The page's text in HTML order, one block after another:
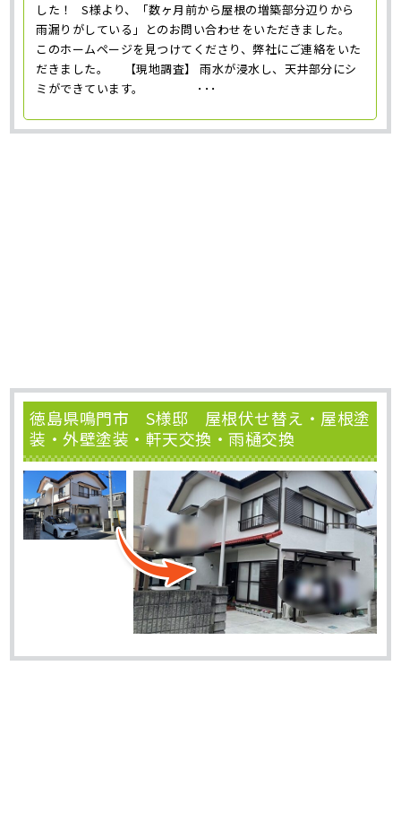
した！ S様より、「数ヶ月前から屋根の増築部分辺りから
雨漏りがしている」とのお問い合わせをいただきました。
このホームページを見つけてくださり、弊社にご連絡をいた
だきました。 【現地調査】 雨水が浸水し、天井部分にシ
ミができています。 ･･･
徳島県鳴門市 S様邸 屋根伏せ替え・屋根塗
装・外壁塗装・軒天交換・雨樋交換